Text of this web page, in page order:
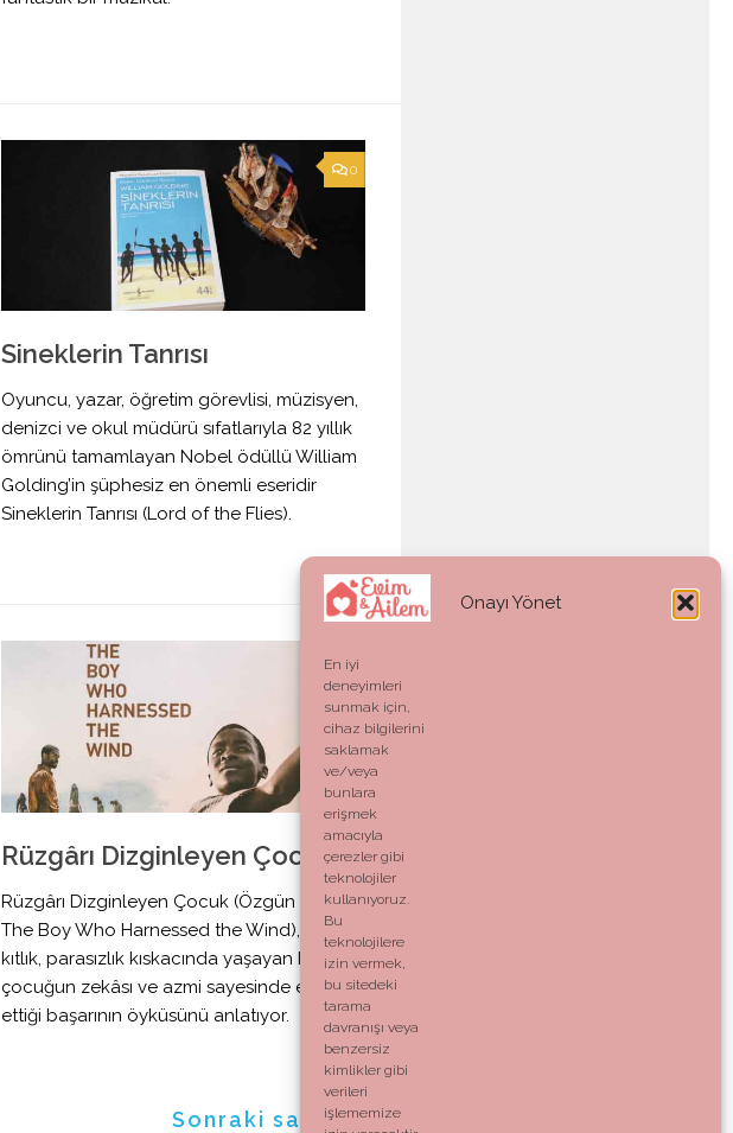
Onayı Yönet
En iyi
deneyimleri
sunmak için,
cihaz bilgilerini
saklamak
ve/veya
bunlara
erişmek
amacıyla
çerezler gibi
teknolojiler
kullanıyoruz.
Bu
teknolojilere
izin vermek,
bu sitedeki
tarama
davranışı veya
benzersiz
kimlikler gibi
verileri
işlememize
0
Sineklerin Tanrısı
Oyuncu, yazar, öğretim görevlisi, müzisyen,
denizci ve okul müdürü sıfatlarıyla 82 yıllık
ömrünü tamamlayan Nobel ödüllü William
Golding’in şüphesiz en önemli eseridir
Sineklerin Tanrısı (Lord of the Flies).
0
Rüzgârı Dizginleyen Çocuk
Rüzgârı Dizginleyen Çocuk (Özgün adıyla
The Boy Who Harnessed the Wind), yokluk,
kıtlık, parasızlık kıskacında yaşayan bir
çocuğun zekâsı ve azmi sayesinde elde
ettiği başarının öyküsünü anlatıyor.
Sonraki sayfa »